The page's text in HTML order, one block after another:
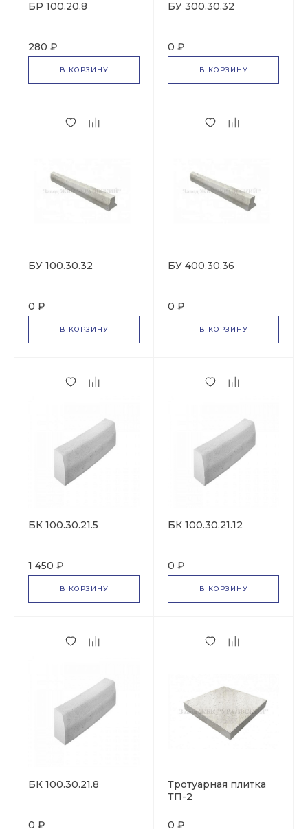
БР 100.20.8
280 ₽
В КОРЗИНУ
БУ 300.30.32
0 ₽
В КОРЗИНУ
БУ 100.30.32
0 ₽
В КОРЗИНУ
БУ 400.30.36
0 ₽
В КОРЗИНУ
БК 100.30.21.5
1 450 ₽
В КОРЗИНУ
БК 100.30.21.12
0 ₽
В КОРЗИНУ
БК 100.30.21.8
0 ₽
Тротуарная плитка
ТП-2
0 ₽